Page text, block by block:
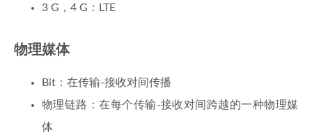
3 G，4 G：LTE
物理媒体
Bit：在传输-接收对间传播
物理链路：在每个传输-接收对间跨越的一种物理媒
体